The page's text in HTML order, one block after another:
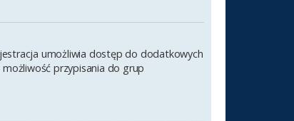
umożliwia dostęp do dodatkowych
przypisania do grup